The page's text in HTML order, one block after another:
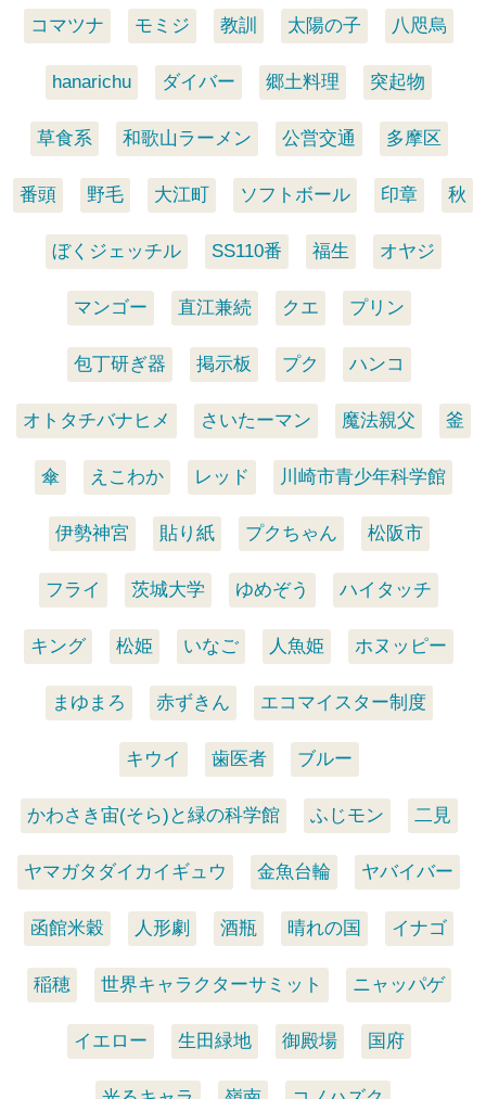
コマツナ モミジ 教訓 太陽の子 八咫烏
hanarichu ダイバー 郷土料理 突起物
草食系 和歌山ラーメン 公営交通 多摩区
番頭 野毛 大江町 ソフトボール 印章 秋
ぼくジェッチル SS110番 福生 オヤジ
マンゴー 直江兼続 クエ プリン
包丁研ぎ器 掲示板 プク ハンコ
オトタチバナヒメ さいたーマン 魔法親父 釜
傘 えこわか レッド 川崎市青少年科学館
伊勢神宮 貼り紙 プクちゃん 松阪市
フライ 茨城大学 ゆめぞう ハイタッチ
キング 松姫 いなご 人魚姫 ホヌッピー
まゆまろ 赤ずきん エコマイスター制度
キウイ 歯医者 ブルー
かわさき宙(そら)と緑の科学館 ふじモン 二見
ヤマガタダイカイギュウ 金魚台輪 ヤバイバー
函館米穀 人形劇 酒瓶 晴れの国 イナゴ
稲穂 世界キャラクターサミット ニャッパゲ
イエロー 生田緑地 御殿場 国府